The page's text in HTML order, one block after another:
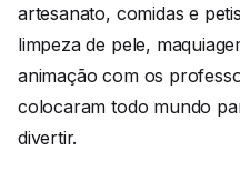
artesanato, comidas e
limpeza de pele,
animação com os
colocaram todo mundo
divertir.